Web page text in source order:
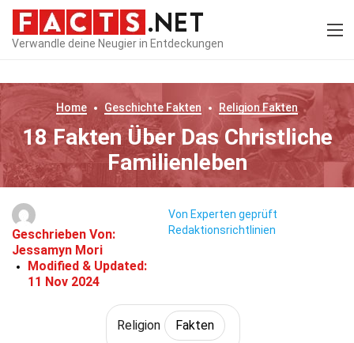
Verwandle deine Neugier in Entdeckungen
Home Geschichte Fakten ReligionFakten
18 Fakten Über Das Christliche
Familienleben
Geschrieben Von:
Jessamyn Mori
Modified & Updated:
11 Nov 2024
Von Experten geprüft
Redaktionsrichtlinien
Religion Fakten